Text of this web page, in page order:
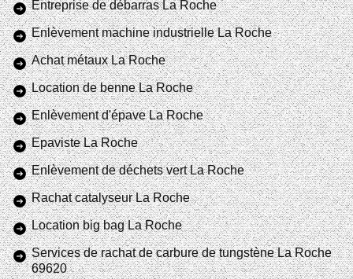
Entreprise de débarras La Roche
Enlèvement machine industrielle La Roche
Achat métaux La Roche
Location de benne La Roche
Enlèvement d'épave La Roche
Epaviste La Roche
Enlèvement de déchets vert La Roche
Rachat catalyseur La Roche
Location big bag La Roche
Services de rachat de carbure de tungstène La Roche
69620